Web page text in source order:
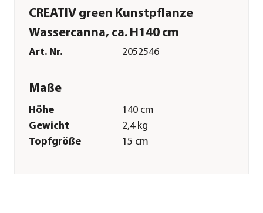
CREATIV green Kunstpflanze
Wassercanna, ca. H140 cm
Art. Nr. 2052546
Maße
Höhe
140 cm
Gewicht
2,4 kg
Topfgröße
15 cm